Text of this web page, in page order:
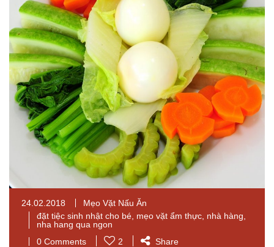
24.02.2018
Mẹo Vặt Nấu Ăn
đặt tiệc sinh nhật cho bé mẹo vặt ẩm thực nhà hàng
nha hang qua ngon
0 Comments
2 Share